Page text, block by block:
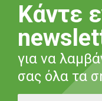
Κάντε
για να
σας όλα τα